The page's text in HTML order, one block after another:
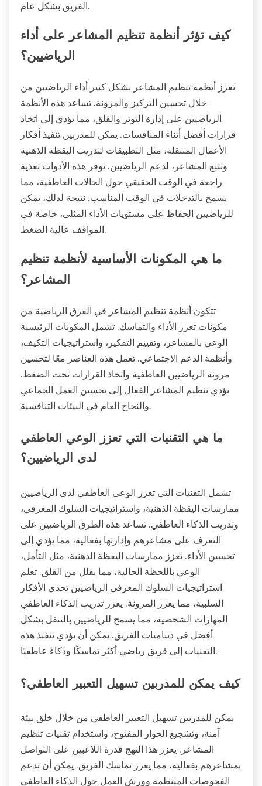
الفريق بشكل عام.
كيف تؤثر أنظمة تنظيم المشاعر على أداء
الرياضيين؟
تعزز أنظمة تنظيم المشاعر بشكل كبير أداء الرياضيين من
خلال تحسين التركيز والمرونة. تساعد هذه الأنظمة
الرياضيين على إدارة التوتر والقلق، مما يؤدي إلى اتخاذ
قرارات أفضل أثناء المنافسات. يمكن للمدربين تنفيذ أفكار
الأعمال المتنقلة، مثل التطبيقات لتدريب اليقظة الذهنية
وتتبع المشاعر، لدعم الرياضيين. توفر هذه الأدوات تغذية
راجعة في الوقت الحقيقي حول الحالات العاطفية، مما
يسمح بالتدخلات في الوقت المناسب. نتيجة لذلك، يمكن
للرياضيين الحفاظ على مستويات الأداء المثلى، خاصة في
المواقف عالية الضغط.
ما هي المكونات الأساسية لأنظمة تنظيم
المشاعر؟
تتكون أنظمة تنظيم المشاعر في الفرق الرياضية من
مكونات تعزز الأداء والتماسك. تشمل المكونات الرئيسية
الوعي بالمشاعر، وتقييم التفكير، واستراتيجيات التكيف،
وأنظمة الدعم الاجتماعي. تعمل هذه العناصر معًا لتحسين
مرونة الرياضيين العاطفية واتخاذ القرارات تحت الضغط.
يؤدي تنظيم المشاعر الفعال إلى تحسين العمل الجماعي
والنجاح العام في البيئات التنافسية.
ما هي التقنيات التي تعزز الوعي العاطفي
لدى الرياضيين؟
تشمل التقنيات التي تعزز الوعي العاطفي لدى الرياضيين
ممارسات اليقظة الذهنية، واستراتيجيات السلوك المعرفي،
وتدريب الذكاء العاطفي. تساعد هذه الطرق الرياضيين على
التعرف على مشاعرهم وإدارتها بفعالية، مما يؤدي إلى
تحسين الأداء. تعزز ممارسات اليقظة الذهنية، مثل التأمل،
الوعي باللحظة الحالية، مما يقلل من القلق. تعلم
استراتيجيات السلوك المعرفي الرياضيين تحدي الأفكار
السلبية، مما يعزز المرونة. يعزز تدريب الذكاء العاطفي
المهارات الشخصية، مما يسمح للرياضيين بالتنقل بشكل
أفضل في ديناميات الفريق. يمكن أن يؤدي تنفيذ هذه
التقنيات إلى فريق رياضي أكثر تماسكًا وذكاءً عاطفيًا.
كيف يمكن للمدربين تسهيل التعبير العاطفي؟
يمكن للمدربين تسهيل التعبير العاطفي من خلال خلق بيئة
آمنة، وتشجيع الحوار المفتوح، واستخدام تقنيات تنظيم
المشاعر. يعزز هذا النهج قدرة اللاعبين على التواصل
بمشاعرهم بفعالية، مما يعزز تماسك الفريق. يمكن أن تدعم
الفحوصات المنتظمة وورش العمل حول الذكاء العاطفي